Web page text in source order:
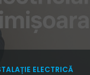
ELECTRICĂ